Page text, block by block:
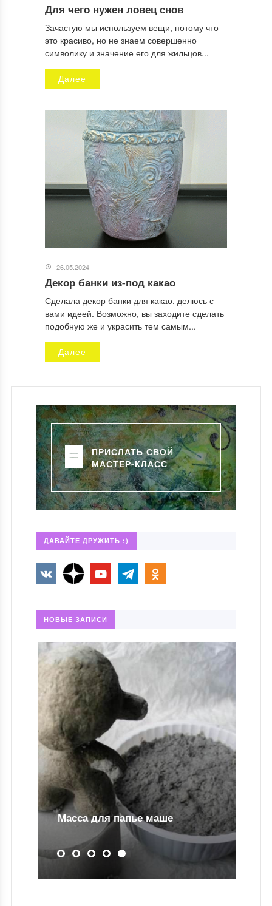
Для чего нужен ловец снов
Зачастую мы используем вещи, потому что
это красиво, но не знаем совершенно
символику и значение его для жильцов...
Далее
26.05.2024
Декор банки из-под какао
Сделала декор банки для какао, делюсь с
вами идеей. Возможно, вы заходите сделать
подобную же и украсить тем самым...
Далее
ПРИСЛАТЬ СВОЙ
МАСТЕР-КЛАСС
ДАВАЙТЕ ДРУЖИТЬ :)
НОВЫЕ ЗАПИСИ
Масса для папье маше